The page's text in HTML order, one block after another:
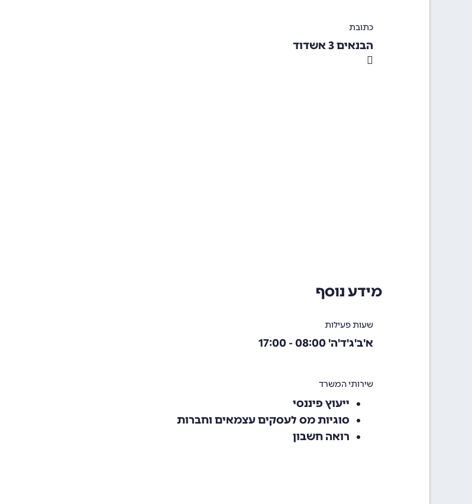
כתובת
הבנאים 3 אשדוד
מידע נוסף
שעות פעילות
א'ב'ג'ד'ה' 08:00 - 17:00
שירותי המשרד
ייעוץ פיננסי
סוגיות מס לעסקים עצמאים וחברות
רואה חשבון